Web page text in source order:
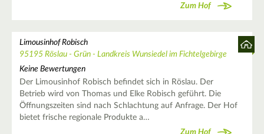
Zum Hof
Limousinhof Robisch
95195 Röslau - Grün - Landkreis Wunsiedel im Fichtelgebirge
Keine Bewertungen
Der Limousinhof Robisch befindet sich in Röslau. Der
Betrieb wird von Thomas und Elke Robisch geführt. Die
Öffnungszeiten sind nach Schlachtung auf Anfrage. Der Hof
bietet frische regionale Produkte a…
Zum Hof